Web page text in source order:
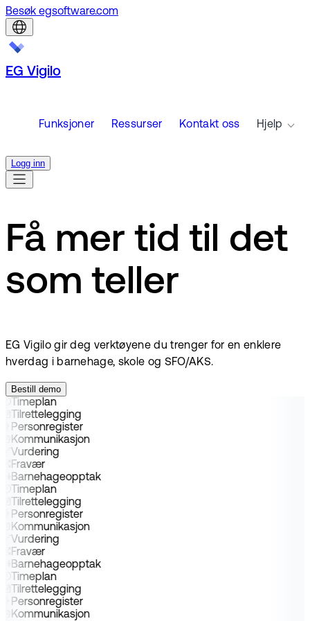
Besøk egsoftware.com
EG Vigilo
Funksjoner Ressurser Kontakt oss Hjelp
Logg inn
Få mer tid til det
som teller
EG Vigilo gir deg verktøyene du trenger for en enklere
hverdag i barnehage, skole og SFO/AKS.
Bestill demo
Timeplan
Tilrettelegging
Personregister
Kommunikasjon
Vurdering
Fravær
Barnehageopptak
Timeplan
Tilrettelegging
Personregister
Kommunikasjon
Vurdering
Fravær
Barnehageopptak
Timeplan
Tilrettelegging
Personregister
Kommunikasjon